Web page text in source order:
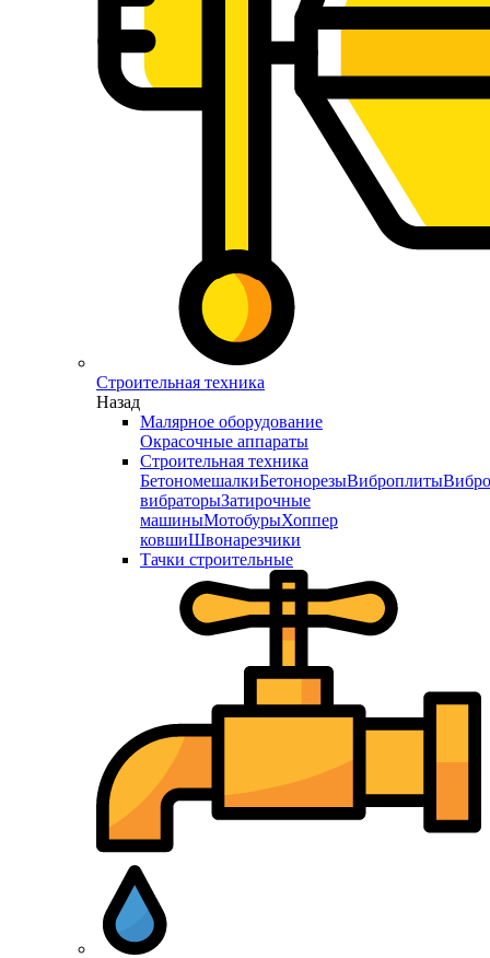
Строительная техника
Назад
Малярное оборудование
Окрасочные аппараты
Строительная техника
БетономешалкиБетонорезыВиброплиты
вибраторыЗатирочные
машиныМотобурыХоппер
ковшиШвонарезчики
Тачки строительные